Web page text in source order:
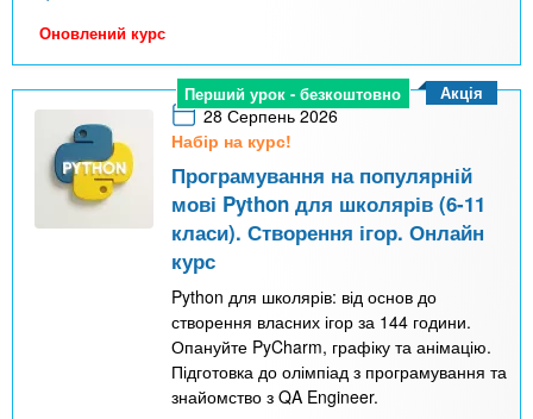
Оновлений курс
Перший урок - безкоштовно
28 Серпень 2026
Набір на курс!
Програмування на популярній
мові Python для школярів (6-11
класи). Створення ігор. Онлайн
курс
Python для школярів: від основ до
створення власних ігор за 144 години.
Опануйте PyCharm, графіку та анімацію.
Підготовка до олімпіад з програмування та
знайомство з QA Engineer.
Акція